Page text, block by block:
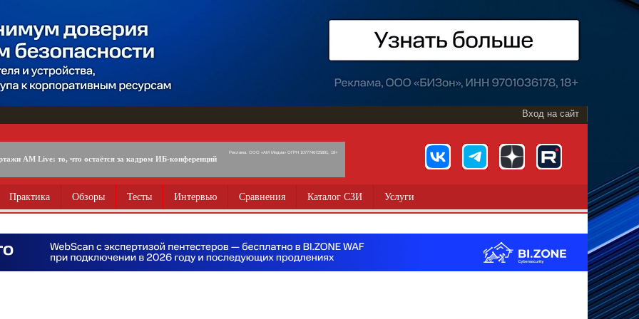
Вход на сайт
AM Live: то, что остаётся за кадром ИБ-конференций
Реклама. ООО «АМ Медиа» ОГРН 1077746725891, 18+
Практика Обзоры Тесты Интервью Сравнения Каталог СЗИ Услуги